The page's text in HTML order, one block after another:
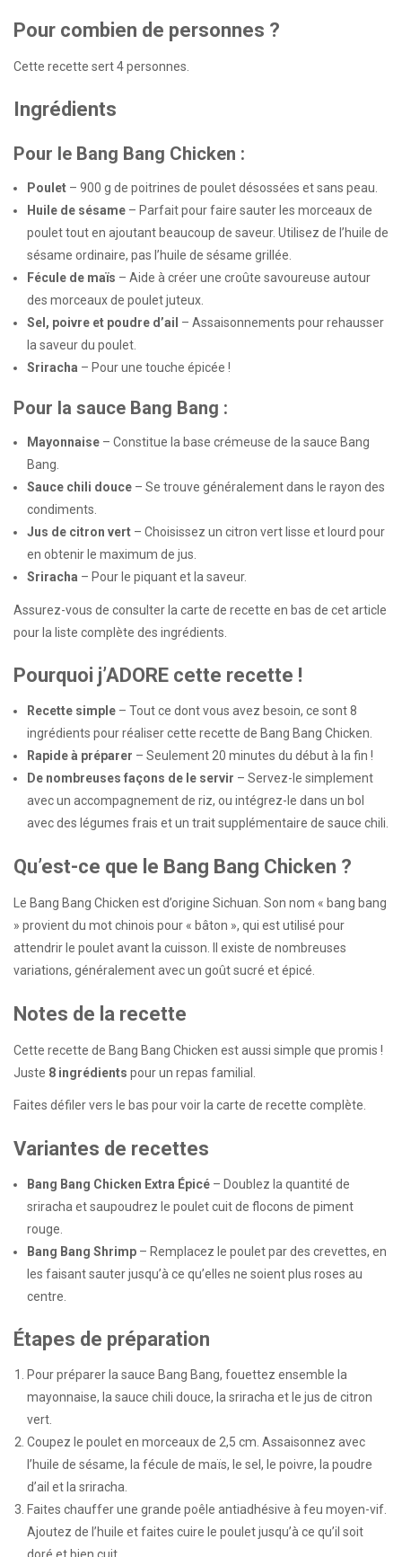
Pour combien de personnes ?
Cette recette sert 4 personnes.
Ingrédients
Pour le Bang Bang Chicken :
Poulet – 900 g de poitrines de poulet désossées et sans peau.
Huile de sésame – Parfait pour faire sauter les morceaux de
poulet tout en ajoutant beaucoup de saveur. Utilisez de l’huile de
sésame ordinaire, pas l’huile de sésame grillée.
Fécule de maïs – Aide à créer une croûte savoureuse autour
des morceaux de poulet juteux.
Sel, poivre et poudre d’ail – Assaisonnements pour rehausser
la saveur du poulet.
Sriracha – Pour une touche épicée !
Pour la sauce Bang Bang :
Mayonnaise – Constitue la base crémeuse de la sauce Bang
Bang.
Sauce chili douce – Se trouve généralement dans le rayon des
condiments.
Jus de citron vert – Choisissez un citron vert lisse et lourd pour
en obtenir le maximum de jus.
Sriracha – Pour le piquant et la saveur.
Assurez-vous de consulter la carte de recette en bas de cet article
pour la liste complète des ingrédients.
Pourquoi j’ADORE cette recette !
Recette simple – Tout ce dont vous avez besoin, ce sont 8
ingrédients pour réaliser cette recette de Bang Bang Chicken.
Rapide à préparer – Seulement 20 minutes du début à la fin !
De nombreuses façons de le servir – Servez-le simplement
avec un accompagnement de riz, ou intégrez-le dans un bol
avec des légumes frais et un trait supplémentaire de sauce chili.
Qu’est-ce que le Bang Bang Chicken ?
Le Bang Bang Chicken est d’origine Sichuan. Son nom « bang bang
» provient du mot chinois pour « bâton », qui est utilisé pour
attendrir le poulet avant la cuisson. Il existe de nombreuses
variations, généralement avec un goût sucré et épicé.
Notes de la recette
Cette recette de Bang Bang Chicken est aussi simple que promis !
Juste 8 ingrédients pour un repas familial.
Faites défiler vers le bas pour voir la carte de recette complète.
Variantes de recettes
Bang Bang Chicken Extra Épicé – Doublez la quantité de
sriracha et saupoudrez le poulet cuit de flocons de piment
rouge.
Bang Bang Shrimp – Remplacez le poulet par des crevettes, en
les faisant sauter jusqu’à ce qu’elles ne soient plus roses au
centre.
Étapes de préparation
Pour préparer la sauce Bang Bang, fouettez ensemble la
mayonnaise, la sauce chili douce, la sriracha et le jus de citron
vert.
Coupez le poulet en morceaux de 2,5 cm. Assaisonnez avec
l’huile de sésame, la fécule de maïs, le sel, le poivre, la poudre
d’ail et la sriracha.
Faites chauffer une grande poêle antiadhésive à feu moyen-vif.
Ajoutez de l’huile et faites cuire le poulet jusqu’à ce qu’il soit